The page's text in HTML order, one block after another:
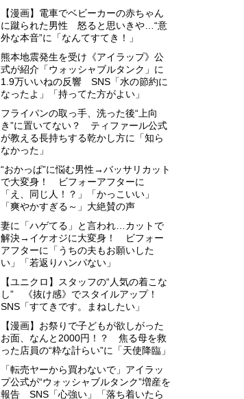
【漫画】電車でベビーカーの赤ちゃん
に蹴られた男性 怒ると思いきや…“意
外な本音”に「なんてすてき！」
熊本地震発生を受け《アイラップ》公
式が紹介「ウォッシャブルタンク」に
1.9万いいねの反響 SNS「水の節約に
なったよ」「持ってた方がよい」
フライパンの取っ手、洗った後“上向
き”に置いてない？ ティファール公式
が教える長持ちする乾かし方に「知ら
なかった」
“おかっぱ”に悩む男性→バッサリカット
で大変身！ ビフォーアフターに
「え、同じ人！？」「かっこいい」
「爽やかすぎる～」大絶賛の声
妻に「ハゲてる」と言われ…カットで
解決→イケオジに大変身！ ビフォー
アフターに「うちの夫もお願いした
い」「若返りハンパない」
【ユニクロ】スタッフの“人気の着こな
し” 《抜け感》でスタイルアップ！
SNS「すてきです。まねしたい」
【漫画】お祭りで子どもが欲しがった
お面、なんと2000円！？ 焦る母を救
った店員の“粋な計らい”に「天使降臨」
「転売ヤーから買わないで」アイラッ
プ公式が“ウォッシャブルタンク”増産を
報告 SNS「心強い」「落ち着いたら